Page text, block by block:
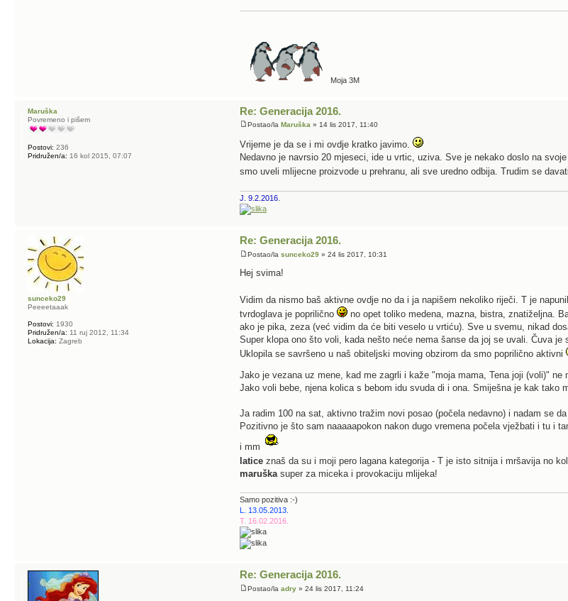
Moja 3M
Re: Generacija 2016.
Postao/la Maruška » 14 lis 2017, 11:40
Vrijeme je da se i mi ovdje kratko javimo.
Nedavno je navrsio 20 mjeseci, ide u vrtic, uziva. Sve je nekako doslo na
smo uveli mlijecne proizvode u prehranu, ali sve uredno odbija. Trudim se
J. 9.2.2016
Maruška
Povremeno i pišem
Postovi: 236
Pridružen/a: 16 kol 2015, 07:07
Re: Generacija 2016.
Postao/lasunceko29 » 24 lis 2017, 10:31
Hej svima!
Vidim da nismo baš aktivne ovdje no da i ja napišem nekoliko riječi. T je
tvrdoglava je poprilično
no opet toliko medena, mazna, bistra, znatiželjna.
ako je pika, zeza (već vidim da će biti veselo u vrtiću). Sve u svemu, nikad
Super klopa ono što voli, kada nešto neće nema šanse da joj se uvali. Čuva je
Uklopila se savršeno u naš obiteljski moving obzirom da smo poprilično aktivni
Jako je vezana uz mene, kad me zagrli i kaže "moja mama, Tena joji (voli)" ne
Jako voli bebe, njena kolica s bebom idu svuda di i ona. Smiješna je kak tako
Ja radim 100 na sat, aktivno tražim novi posao (počela nedavno) i nadam se
Pozitivno je što sam naaaaapokon nakon dugo vremena počela vježbati i tu i
i mm
latice znaš da su i moji pero lagana kategorija - T je isto sitnija i mršavija no
maruška super za miceka i provokaciju mlijeka!
Samo pozitiva :-)
L. 13.05.2013.
T. 16.02.2016.
sunceko29
Peeeetaaak
Postovi: 1930
Pridružen/a: 11 ruj 2012, 11:34
Lokacija: Zagreb
Re: Generacija 2016.
Postao/laadry » 24 lis 2017, 11:24